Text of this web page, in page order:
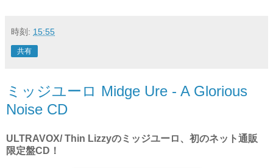
時刻: 15:55
共有
ミッジユーロ Midge Ure - A Glorious
Noise CD
ULTRAVOX/ Thin Lizzyのミッジユーロ、初のネット通販
限定盤CD！